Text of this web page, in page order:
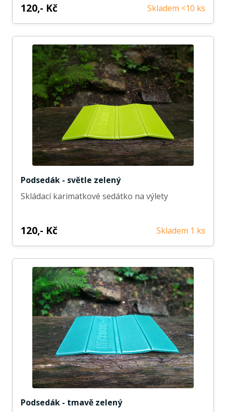
120,- Kč Skladem <10 ks
Podsedák - světle zelený
Skládací karimatkové sedátko na výlety
120,- Kč Skladem 1 ks
Podsedák - tmavě zelený